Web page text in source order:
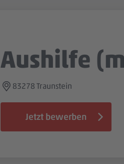
Aushilfe
83278 Traunstein
Jetzt bewerben